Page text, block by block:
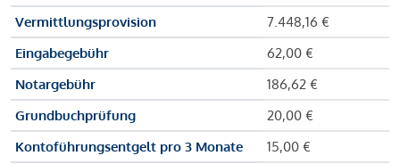
Vermittlungsprovision
7.448,16 €
Eingabegebühr
62,00 €
Notargebühr
186,62 €
Grundbuchprüfung
20,00 €
Kontoführungsentgelt pro 3 Monate
15,00 €